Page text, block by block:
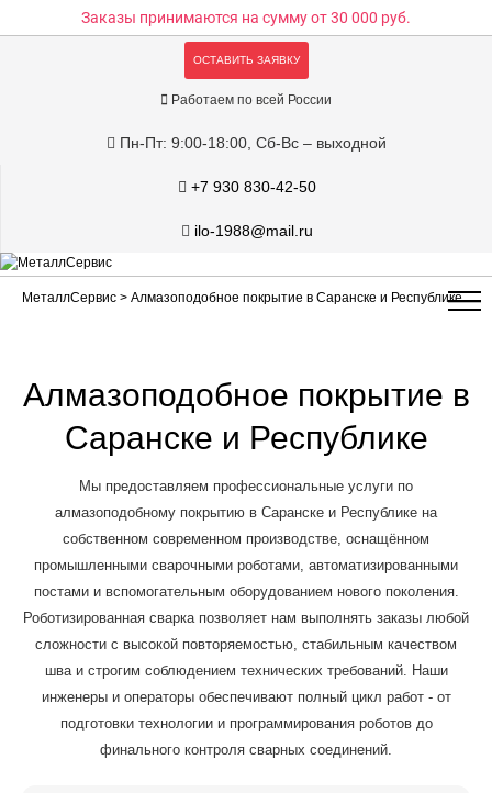
Заказы принимаются на суммуот 30 000 руб.
ОСТАВИТЬ ЗАЯВКУ
Работаем по всей России
Пн-Пт: 9:00-18:00, Сб-Вс – выходной
+7 930 830-42-50
ilo-1988@mail.ru
МеталлСервис > Алмазоподобное покрытие в Саранске и Республике
Алмазоподобное покрытие в
Саранске и Республике
Мы предоставляем профессиональные услуги по
алмазоподобному покрытию в Саранске и Республике на
собственном современном производстве, оснащённом
промышленными сварочными роботами, автоматизированными
постами и вспомогательным оборудованием нового поколения.
Роботизированная сварка позволяет нам выполнять заказы любой
сложности с высокой повторяемостью, стабильным качеством
шва и строгим соблюдением технических требований. Наши
инженеры и операторы обеспечивают полный цикл работ - от
подготовки технологии и программирования роботов до
финального контроля сварных соединений.